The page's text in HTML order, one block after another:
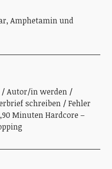
Amphetamin und
Autor/in werden
schreiben
Fehler
Minuten Hardcore –